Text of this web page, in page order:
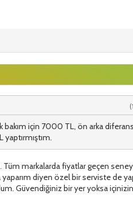
için 7000 TL, ön arka
markalarda fiyatlar geçen
diyen özel bir serviste de
Güvendiğiniz bir yer yoksa